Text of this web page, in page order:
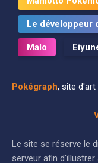
Le développeur
Malo
Pokégraph, site d'art
Le site se réserve le
serveur afin